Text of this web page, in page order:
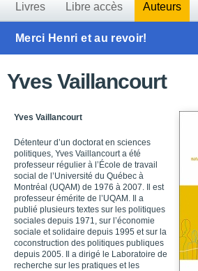
Livres Libre accès Auteurs
Merci Henri et au revoir!
Yves Vaillancourt
Yves Vaillancourt
Détenteur d’un doctorat en sciences
politiques, Yves Vaillancourt a été
professeur régulier à l’École de travail
social de l’Université du Québec à
Montréal (UQAM) de 1976 à 2007. Il est
professeur émérite de l’UQAM. Il a
publié plusieurs textes sur les politiques
sociales depuis 1971, sur l’économie
sociale et solidaire depuis 1995 et sur la
coconstruction des politiques publiques
depuis 2005. Il a dirigé le Laboratoire de
recherche sur les pratiques et les